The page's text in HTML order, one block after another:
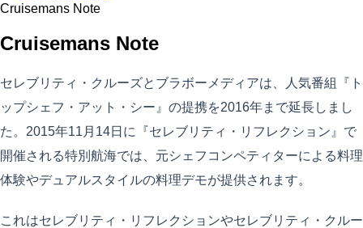
Cruisemans Note
Cruisemans Note
セレブリティ・クルーズとブラボーメディアは、人気番組『ト
ップシェフ・アット・シー』の提携を2016年まで延長しまし
た。2015年11月14日に『セレブリティ・リフレクション』で
開催される特別航海では、元シェフコンペティターによる料理
体験やデュアルスタイルの料理デモが提供されます。
これはセレブリティ・リフレクションやセレブリティ・クルー